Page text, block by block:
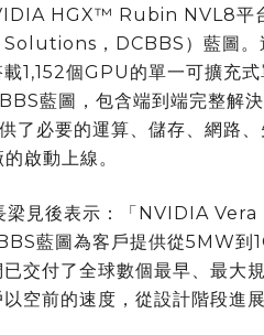
HGX™ Rubin NVL8平
，DCBBS）藍圖。
1,152個GPU的單一可擴充
藍圖，包含端到端完整解
了必要的運算、儲存、網路
啟動上線。
見後表示：「NVIDIA
藍圖為客戶提供從5MW到
交付了全球數個最早、最大
空前的速度，從設計階段進